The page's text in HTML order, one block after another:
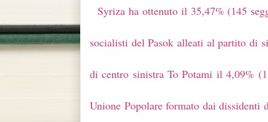
Syriza ha ottenuto il 35,47% (145
socialisti del Pasok alleati al partito di
di centro sinistra To Potami il 4,09%
Unione Popolare formato dai